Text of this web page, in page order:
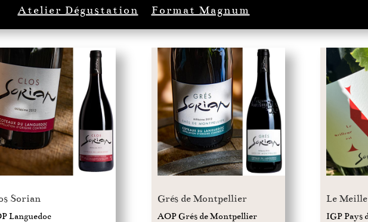
Atelier Dégustation
Format Magnum
Sorian
Languedoc
Grés de Montpellier
AOP Grés de Montpellier
Le
IGP Pays